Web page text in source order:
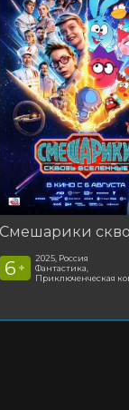
6 +
2025, Россия
Фантастика,
Приключенческая